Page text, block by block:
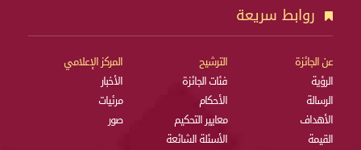
روابط سريعة
عن الجائزة
الرؤية
الرسالة
الأهداف
القيمة
الترشيح
فئات الجائزة
الأحكام
معايير التحكيم
الأسئلة الشائعة
المركز الإعلامي
الأخبار
مرئيات
صور